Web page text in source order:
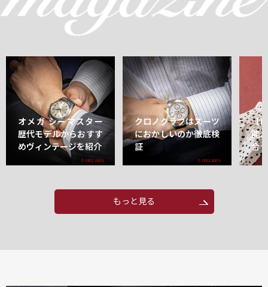
オメガ シーマスター
歴代モデルからおすす
めヴィンテージを紹介
クロノグラフはスーツ
におかしいのか徹底検
証
【
能
合
もっと見る